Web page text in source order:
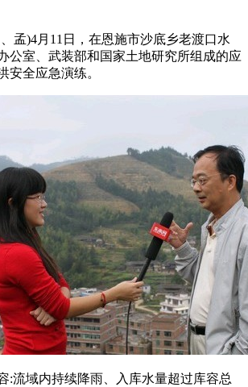
孟)4月11日，在恩施市沙底乡老渡口水
公室、武装部和国家土地研究所组成的应
安全应急演练。
:流域内持续降雨、入库水量超过库容总